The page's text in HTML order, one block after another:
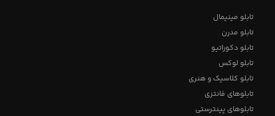
تابلو مینیمال
تابلو مدرن
تابلو دکوراتیو
تابلو لوکس
تابلو کلاسیک و هنری
تابلوهای فانتزی
تابلوهای پینترستی